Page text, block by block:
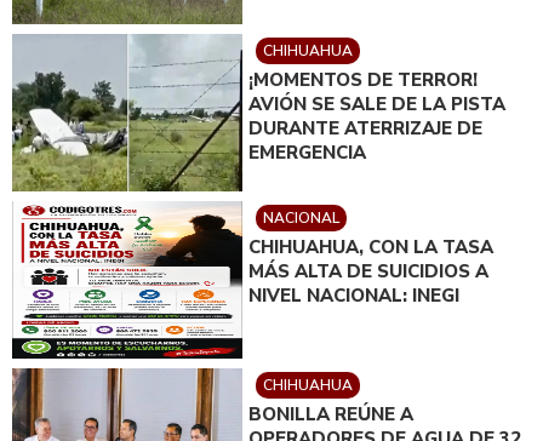
CHIHUAHUA
¡MOMENTOS DE TERROR!
AVIÓN SE SALE DE LA PISTA
DURANTE ATERRIZAJE DE
EMERGENCIA
NACIONAL
CHIHUAHUA, CON LA TASA
MÁS ALTA DE SUICIDIOS A
NIVEL NACIONAL: INEGI
CHIHUAHUA
BONILLA REÚNE A